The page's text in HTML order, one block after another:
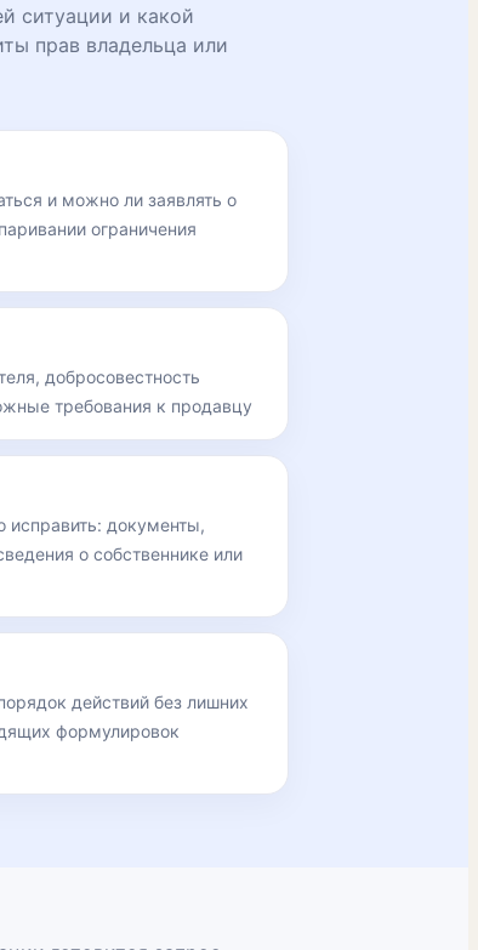
ситуации и какой
прав владельца или
и можно ли заявлять о
ограничения
добросовестность
требования к продавцу
исправить: документы,
о собственнике или
действий без лишних
формулировок